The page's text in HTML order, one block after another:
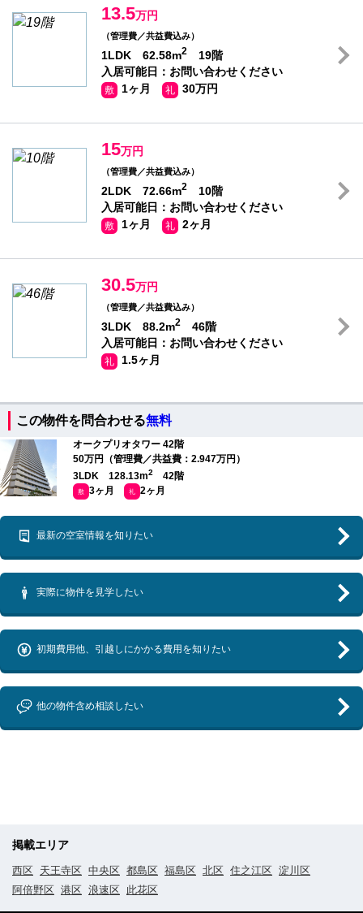
13.5万円
（管理費／共益費込み）
1LDK 62.58m2
19階
入居可能日：お問い合わせください
敷 1ヶ月 礼 30万円
15万円
（管理費／共益費込み）
2LDK 72.66m2
10階
入居可能日：お問い合わせください
敷 1ヶ月 礼 2ヶ月
30.5万円
（管理費／共益費込み）
3LDK 88.2m2
46階
入居可能日：お問い合わせください
礼 1.5ヶ月
この物件を問合わせる無料
オークプリオタワー 42階
50万円（管理費／共益費：2.947万円）
3LDK 128.13m2 42階
敷 3ヶ月 礼 2ヶ月
最新の空室情報を知りたい
実際に物件を見学したい
初期費用他、引越しにかかる費用を知りたい
他の物件含め相談したい
掲載エリア
西区 天王寺区 中央区 都島区 福島区 北区 住之江区 淀川区
阿倍野区 港区 浪速区 此花区